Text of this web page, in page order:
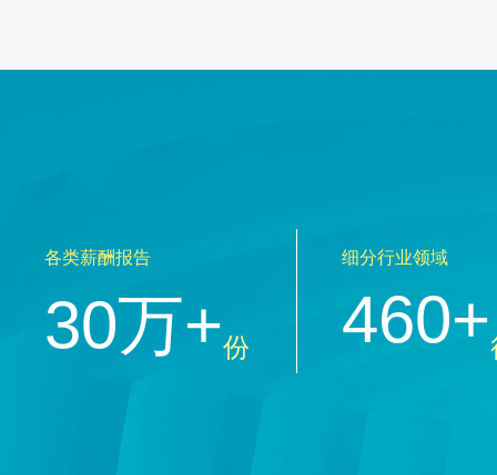
各类薪酬报告
30万+份
细分行业领域
460+